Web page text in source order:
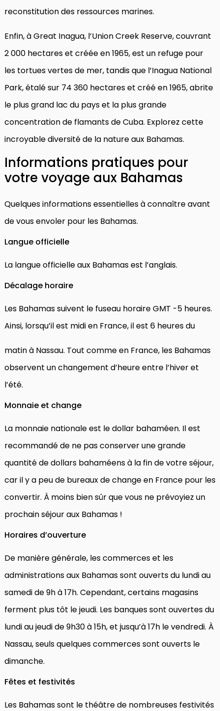
reconstitution des ressources marines.
Enfin, à Great Inagua, l’Union Creek Reserve, couvrant
2 000 hectares et créée en 1965, est un refuge pour
les tortues vertes de mer, tandis que l’Inagua National
Park, étalé sur 74 360 hectares et créé en 1965, abrite
le plus grand lac du pays et la plus grande
concentration de flamants de Cuba. Explorez cette
incroyable diversité de la nature aux Bahamas.
Informations pratiques pour
votre voyage aux Bahamas
Quelques informations essentielles à connaître avant
de vous envoler pour les Bahamas.
Langue officielle
La langue officielle aux Bahamas est l’anglais.
Décalage horaire
Les Bahamas suivent le fuseau horaire GMT -5 heures.
Ainsi, lorsqu’il est midi en France, il est 6 heures du
matin à Nassau. Tout comme en France, les Bahamas
observent un changement d’heure entre l’hiver et
l’été.
Monnaie et change
La monnaie nationale est le dollar bahaméen. Il est
recommandé de ne pas conserver une grande
quantité de dollars bahaméens à la fin de votre séjour,
car il y a peu de bureaux de change en France pour les
convertir. À moins bien sûr que vous ne prévoyiez un
prochain séjour aux Bahamas !
Horaires d’ouverture
De manière générale, les commerces et les
administrations aux Bahamas sont ouverts du lundi au
samedi de 9h à 17h. Cependant, certains magasins
ferment plus tôt le jeudi. Les banques sont ouvertes du
lundi au jeudi de 9h30 à 15h, et jusqu’à 17h le vendredi. À
Nassau, seuls quelques commerces sont ouverts le
dimanche.
Fêtes et festivités
Les Bahamas sont le théâtre de nombreuses festivités